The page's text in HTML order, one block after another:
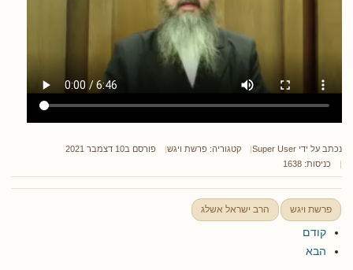
נכתב על ידי Super User קטגוריה: פרשת ויגש
פורסם ב10 דצמבר 2021
כניסות: 1638
פרשת ויגש הרב ישראל אשלג
קודם
הבא